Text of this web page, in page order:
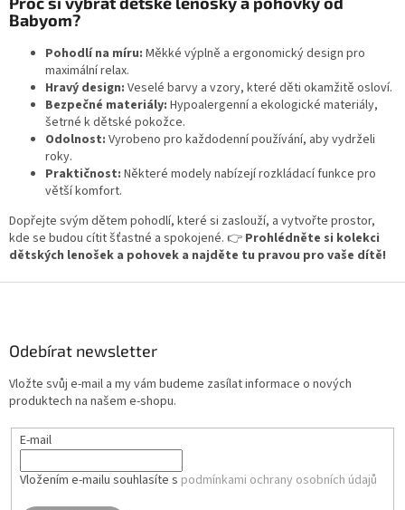
y
ý
i
s
Babyom?
Pohodlí na míru: Měkké výplně a ergonomický design pro
maximální relax.
Hravý design: Veselé barvy a vzory, které děti okamžitě osloví.
Bezpečné materiály: Hypoalergenní a ekologické materiály,
šetrné k dětské pokožce.
Odolnost: Vyrobeno pro každodenní používání, aby vydrželi
roky.
Praktičnost: Některé modely nabízejí rozkládací funkce pro
větší komfort.
Dopřejte svým dětem pohodlí, které si zaslouží, a vytvořte prostor,
kde se budou cítit šťastné a spokojené. 👉 Prohlédněte si kolekci
dětských lenošek a pohovek a najděte tu pravou pro vaše dítě!
Odebírat newsletter
Vložte svůj e-mail a my vám budeme zasílat informace o nových
produktech na našem e-shopu.
E-mail
Vložením e-mailu souhlasíte s podmínkami ochrany osobních údajů